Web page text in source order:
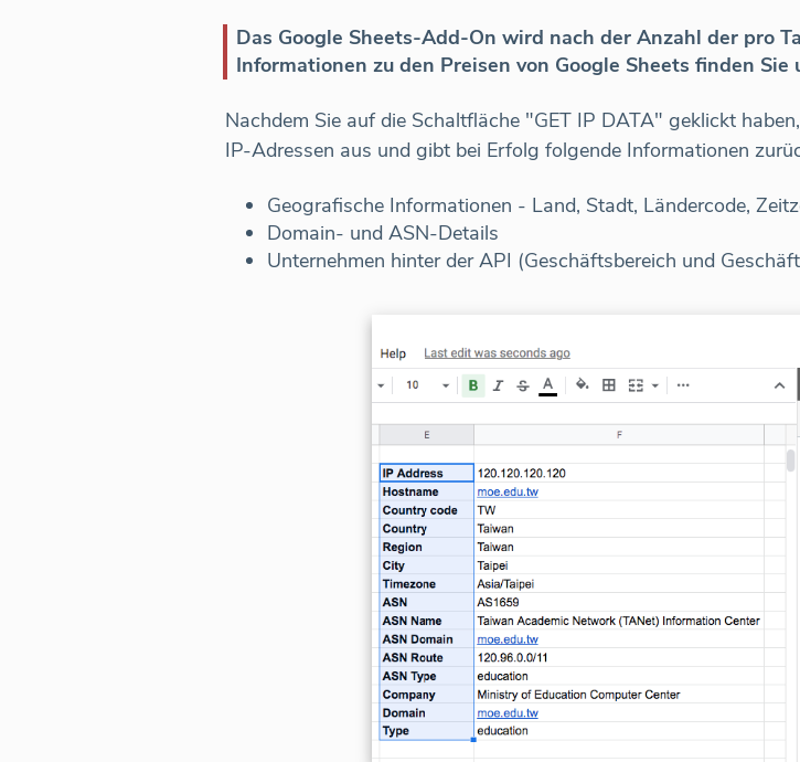
Das Google Sheets-Add-On wird nach der Anzahl der pro
Informationen zu den Preisen von Google Sheets finden Sie
Nachdem Sie auf die Schaltfläche "GET IP DATA" geklickt
IP-Adressen aus und gibt bei Erfolg folgende Informationen
Geografische Informationen - Land, Stadt, Ländercode,
Domain- und ASN-Details
Unternehmen hinter der API (Geschäftsbereich und